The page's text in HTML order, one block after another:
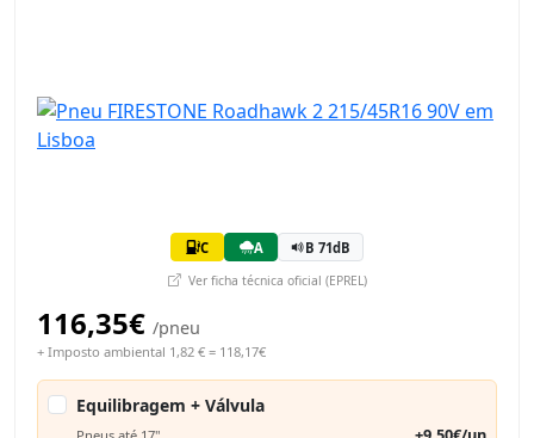
C A B 71dB
Ver ficha técnica oficial (EPREL)
116,35€ /pneu
+ Imposto ambiental 1,82 € = 118,17€
Equilibragem + Válvula
Pneus até 17"